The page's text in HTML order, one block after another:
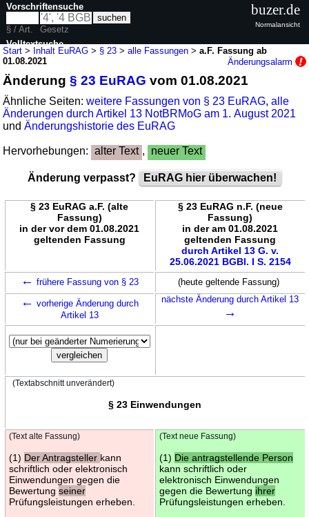
Start > Inhalt EuRAG > § 23 >alle Fassungen >a.F. Fassung ab
01.08.2021
Änderungsalarm
Änderung§ 23 EuRAG vom 01.08.2021
Ähnliche Seiten:weitere Fassungen von § 23 EuRAG,alle
Änderungen durch Artikel 13 NotBRMoG am 1. August 2021
undÄnderungshistorie des EuRAG
Hervorhebungen: alter Text , neuer Text
Änderung verpasst? EuRAG hier überwachen!
§ 23 EuRAG a.F. (alte
Fassung)
in der vor dem 01.08.2021
geltenden Fassung
§ 23 EuRAG n.F. (neue
Fassung)
in der am 01.08.2021
geltenden Fassung
durch Artikel 13 G. v.
25.06.2021 BGBl. I S. 2154
← frühere Fassung von § 23 (heute geltende Fassung)
← vorherige Änderung durch
Artikel 13
nächste Änderung durch Artikel 13
→
(Textabschnitt unverändert)
§ 23 Einwendungen
(Text alte Fassung)
(1) Der Antragsteller kann
schriftlich oder elektronisch
Einwendungen gegen die
Bewertung seiner
Prüfungsleistungen erheben.
(Text neue Fassung)
(1) Die antragstellende Person
kann schriftlich oder
elektronisch Einwendungen
gegen die Bewertung ihrer
Prüfungsleistungen erheben.
Vorschriftensuche
§ / Art.
Gesetz
Volltextsuche
buzer.de
Normalansicht